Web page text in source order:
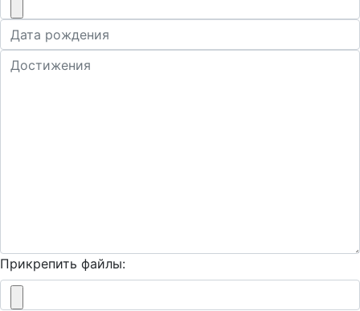
Прикрепить файлы: